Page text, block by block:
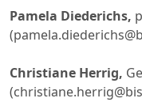
Pamela Diederichs,
Christiane Herrig,